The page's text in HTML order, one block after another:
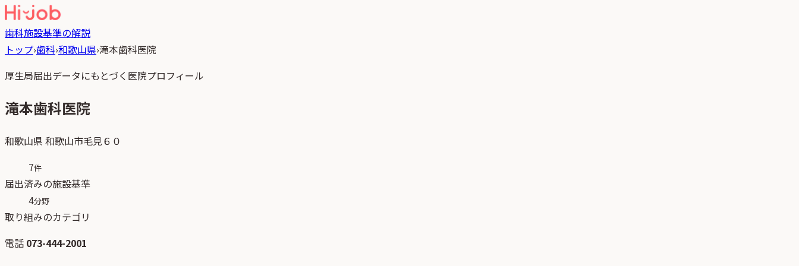
歯科施設基準の解説
トップ›歯科›和歌山県›滝本歯科医院
厚生局届出データにもとづく医院プロフィール
滝本歯科医院
和歌山県 和歌山市毛見６０
7件
届出済みの施設基準
4分野
取り組みのカテゴリ
電話 073-444-2001